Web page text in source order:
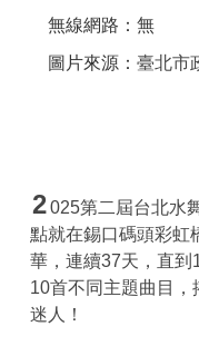
無線網路：無
圖片來源： 臺北市
2025第二屆台北水
點就在錫口碼頭彩虹
華，連續37天，直到
10首不同主題曲目，
迷人！